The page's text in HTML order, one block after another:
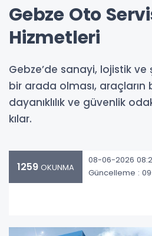
Gebze Oto
Hizmetleri
Gebze’de sanayi, lojistik ve
bir arada olması, araçların
dayanıklılık ve güvenlik
kılar.
1259 OKUNMA
08-06-2026
Güncelleme :